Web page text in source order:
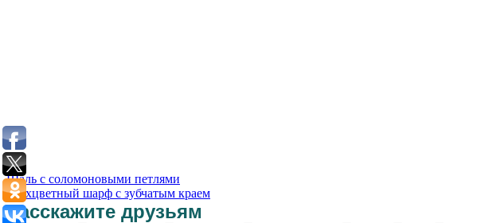
Шаль с соломоновыми петлями
Трехцветный шарф с зубчатым краем
Расскажите друзьям